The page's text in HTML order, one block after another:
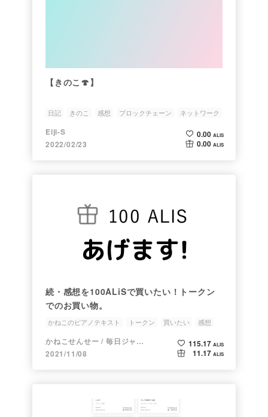
【きのこ🍄】
日記 きのこ 感想 ブロックチェーン ネットワーク
Eiji-S
2022/02/23
0.00 ALIS
0.00 ALIS
続・感想を100ALiSで買いたい！トークン
でのお買い物。
かねこのピアノテキスト トークン 買いたい 感想
かねこせんせー / 毎日ジャズピアニスト
2021/11/08
115.17 ALIS
11.17 ALIS